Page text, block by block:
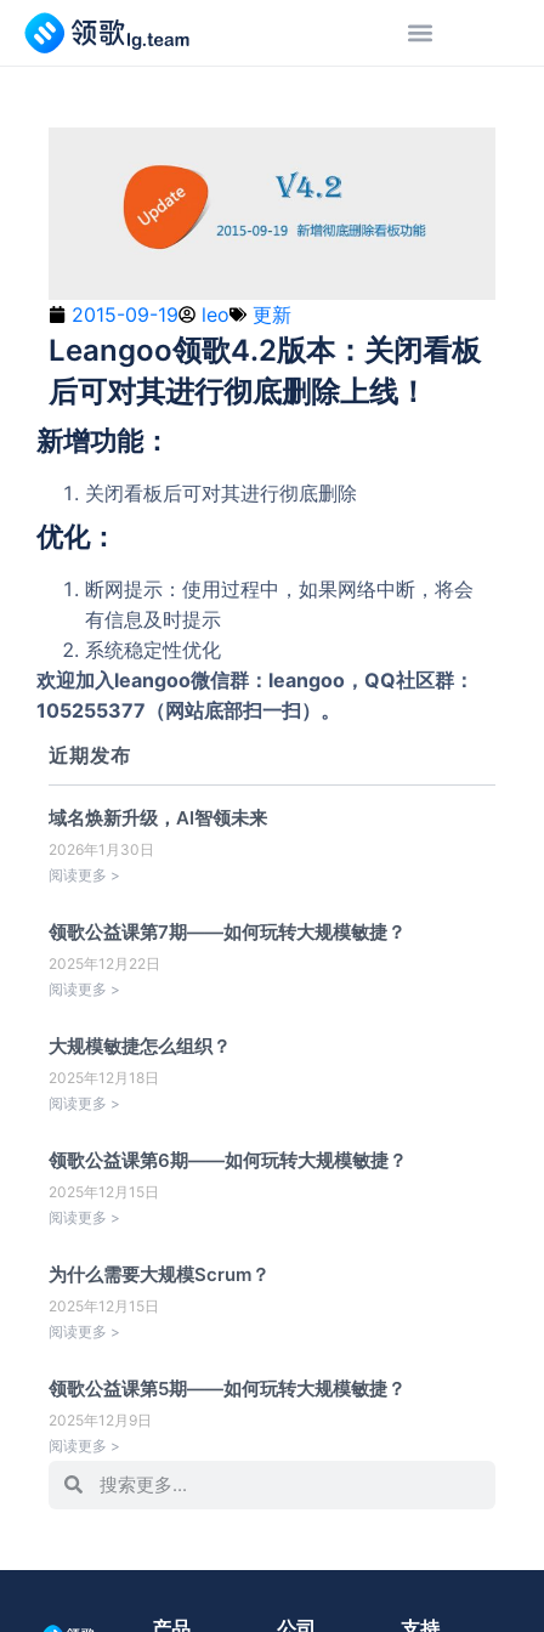
2015-09-19 leo 更新
Leangoo领歌4.2版本：关闭看板
后可对其进行彻底删除上线！
新增功能：
关闭看板后可对其进行彻底删除
优化：
断网提示：使用过程中，如果网络中断，将会
有信息及时提示
系统稳定性优化
欢迎加入leangoo微信群：leangoo，QQ社区群：
105255377（网站底部扫一扫）。
近期发布
域名焕新升级，AI智领未来
2026年1月30日
阅读更多 >
领歌公益课第7期——如何玩转大规模敏捷？
2025年12月22日
阅读更多 >
大规模敏捷怎么组织？
2025年12月18日
阅读更多 >
领歌公益课第6期——如何玩转大规模敏捷？
2025年12月15日
阅读更多 >
为什么需要大规模Scrum？
2025年12月15日
阅读更多 >
领歌公益课第5期——如何玩转大规模敏捷？
2025年12月9日
阅读更多 >